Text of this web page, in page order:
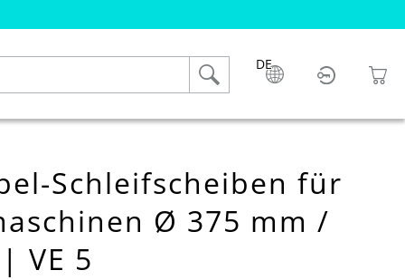
DE
Schleifscheiben für
Ø 375 mm /
VE 5